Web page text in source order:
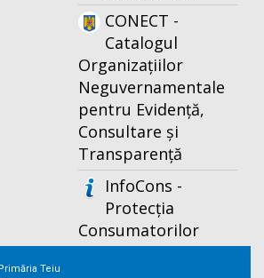
CONECT -
Catalogul
Organizațiilor
Neguvernamentale
pentru Evidență,
Consultare și
Transparență
InfoCons -
Protecția
Consumatorilor
Teiu